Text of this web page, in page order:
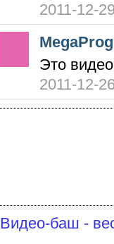
2011-12-
Это
2011-12-
Видео-баш -